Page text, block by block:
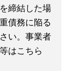
締結した場
債務に陥る
い。事業者
はこちら